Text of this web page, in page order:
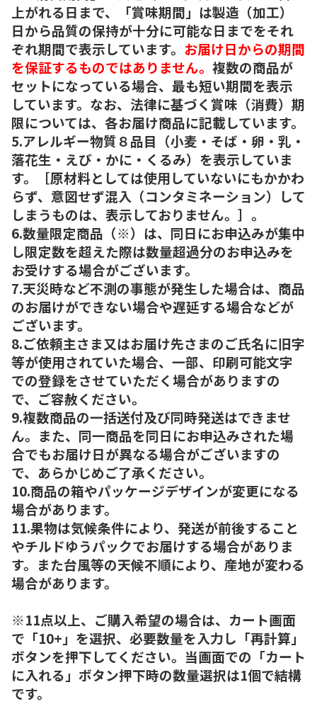
上がれる日まで、「賞味期間」は製造（加工）
日から品質の保持が十分に可能な日までをそれ
ぞれ期間で表示しています。 お届け日からの期間
を保証するものではありません。 複数の商品が
セットになっている場合、最も短い期間を表示
しています。なお、法律に基づく賞味（消費）期
限については、各お届け商品に記載しています。
5.アレルギー物質８品目（小麦・そば・卵・乳・
落花生・えび・かに・くるみ）を表示していま
す。［原材料としては使用していないにもかかわ
らず、意図せず混入（コンタミネーション）して
しまうものは、表示しておりません。］。
6.数量限定商品（※）は、同日にお申込みが集中
し限定数を超えた際は数量超過分のお申込みを
お受けする場合がございます。
7.天災時など不測の事態が発生した場合は、商品
のお届けができない場合や遅延する場合などが
ございます。
8.ご依頼主さま又はお届け先さまのご氏名に旧字
等が使用されていた場合、一部、印刷可能文字
での登録をさせていただく場合がありますの
で、ご容赦ください。
9.複数商品の一括送付及び同時発送はできませ
ん。また、同一商品を同日にお申込みされた場
合でもお届け日が異なる場合がございますの
で、あらかじめご了承ください。
10.商品の箱やパッケージデザインが変更になる
場合があります。
11.果物は気候条件により、発送が前後すること
やチルドゆうパックでお届けする場合がありま
す。また台風等の天候不順により、産地が変わる
場合があります。
※11点以上、ご購入希望の場合は、カート画面
で「10+」を選択、必要数量を入力し「再計算」
ボタンを押下してください。当画面での「カート
に入れる」ボタン押下時の数量選択は1個で結構
です。